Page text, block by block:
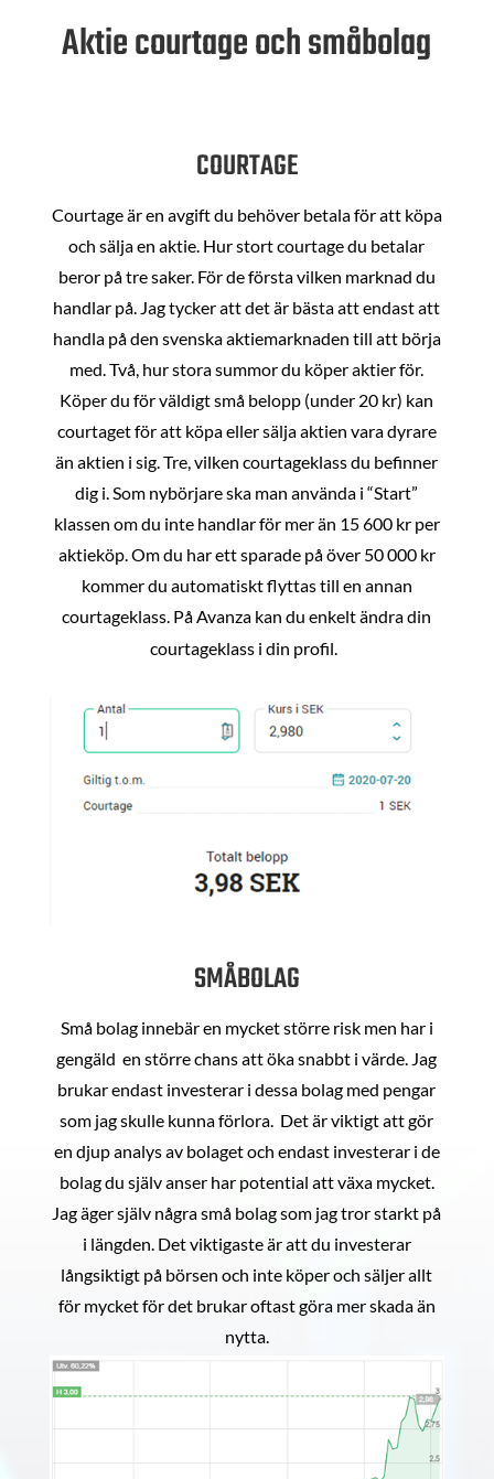
Aktie courtage och småbolag
COURTAGE
Courtage är en avgift du behöver betala för att köpa
och sälja en aktie. Hur stort courtage du betalar
beror på tre saker. För de första vilken marknad du
handlar på. Jag tycker att det är bästa att endast att
handla på den svenska aktiemarknaden till att börja
med. Två, hur stora summor du köper aktier för.
Köper du för väldigt små belopp (under 20 kr) kan
courtaget för att köpa eller sälja aktien vara dyrare
än aktien i sig. Tre, vilken courtageklass du befinner
dig i. Som nybörjare ska man använda i “Start”
klassen om du inte handlar för mer än 15 600 kr per
aktieköp. Om du har ett sparade på över 50 000 kr
kommer du automatiskt flyttas till en annan
courtageklass. På Avanza kan du enkelt ändra din
courtageklass i din profil.
SMÅBOLAG
Små bolag innebär en mycket större risk men har i
gengäld en större chans att öka snabbt i värde. Jag
brukar endast investerar i dessa bolag med pengar
som jag skulle kunna förlora. Det är viktigt att gör
en djup analys av bolaget och endast investerar i de
bolag du själv anser har potential att växa mycket.
Jag äger själv några små bolag som jag tror starkt på
i längden. Det viktigaste är att du investerar
långsiktigt på börsen och inte köper och säljer allt
för mycket för det brukar oftast göra mer skada än
nytta.